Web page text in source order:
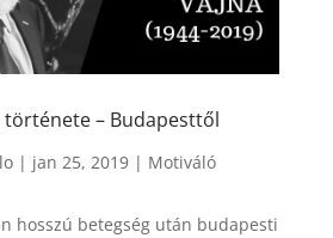
története – Budapesttől
| jan 25, 2019| Motiváló
hosszú betegség után budapesti